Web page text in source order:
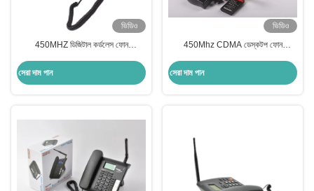
ভিডিও
450MHZ ডিজিটাল কর্ডলেস ফোন
সেরা দাম পান
ভিডিও
450Mhz CDMA ডেস্কটপ ফোন
সেরা দাম পান